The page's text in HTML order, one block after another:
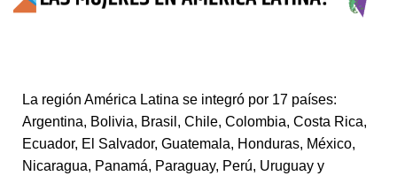
La región América Latina se integró por 17 países:
Argentina, Bolivia, Brasil, Chile, Colombia, Costa Rica,
Ecuador, El Salvador, Guatemala, Honduras, México,
Nicaragua, Panamá, Paraguay, Perú, Uruguay y